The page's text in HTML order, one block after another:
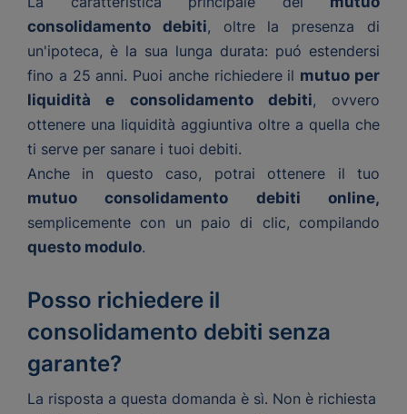
consolidamento debiti, oltre la presenza di
un'ipoteca, è la sua lunga durata: puó estendersi
fino a 25 anni. Puoi anche richiedere il mutuo per
liquidità e consolidamento debiti, ovvero
ottenere una liquidità aggiuntiva oltre a quella che
ti serve per sanare i tuoi debiti.
Anche in questo caso, potrai ottenere il tuo
mutuo consolidamento debiti online,
semplicemente con un paio di clic, compilando
questo modulo.
Posso richiedere il
consolidamento debiti senza
garante?
La risposta a questa domanda è sì. Non è richiesta